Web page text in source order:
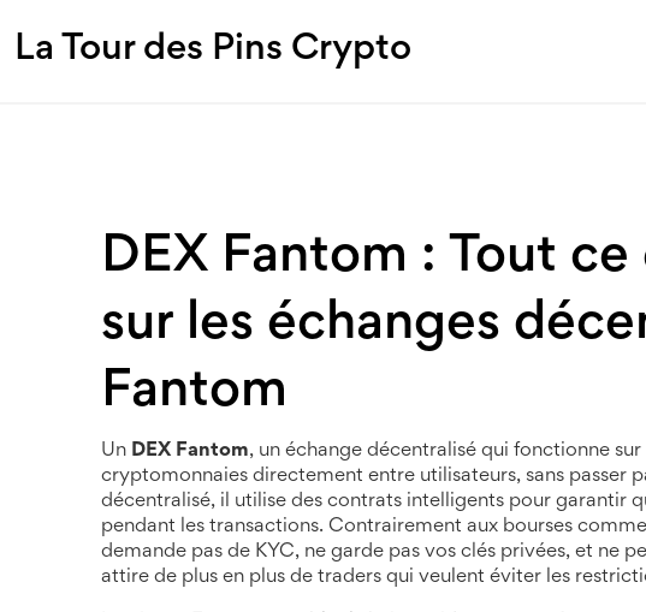
La Tour des Pins Crypto
DEX Fantom : Tout
sur les échanges
Fantom
Un DEX Fantom, un échange décentralisé qui fonctionne
cryptomonnaies directement entre utilisateurs, sans passer
décentralisé, il utilise des contrats intelligents pour garantir
pendant les transactions. Contrairement aux bourses
demande pas de KYC, ne garde pas vos clés privées, et ne
attire de plus en plus de traders qui veulent éviter les